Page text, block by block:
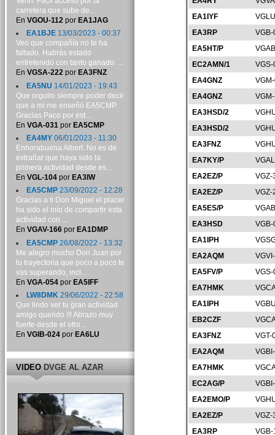
EA1IYF
EA3RP
EA5HT/P
EC2AMN/1
EA4GNZ
EA4GNZ
EA3HSD/2
EA3HSD/2
EA3FNZ
EA7KY/P
EA2EZ/P
VGZ-
EA2EZ/P
VGZ-
EA5ES/P
EA3HSD
EA1IPH
EA2AQM
EA5FV/P
EA7HMK
EA1IPH
EB2CZF
EA3FNZ
VGT-
EA2AQM
EA7HMK
EC2AG/P
EA2EMO/P
EA2EZ/P
VGZ-
EA3RP
carretera que sube de...
En VGOU-112por EA1JAG
EA1BJE13/03/2023 - 00:37
Veo que compañía no te ha
faltado. Habrás estado
entretenido con tanto ganado. ...
En VGSA-222por EA3FNZ
EA5NU 14/01/2023 - 19:43
Que orgullo siempre poder decir
que a mí me enseñó EA5CMP.
Gracias Paco por est...
En VGA-031 por EA5CMP
EA4MY06/01/2023 - 11:30
Enhorabuena Albert. No es de
extrañar que haya sido la
primera actividad desde es...
En VGL-104por EA3IW
EA5CMP23/09/2022 - 12:28
Gracias a ti Don Miguel el placer
ha sido el mío de compartir esta
actividad con ...
En VGAV-166por EA1DMP
EA5CMP26/08/2022 - 13:32
Me alegro mucho Don Juan por
tu trayectoria que poco a poco te
vas superando, incl...
En VGA-054por EA5IFF
LW8DMK29/06/2022 - 22:58
Que lindo ver tu gran actividad
amigo querido !!! Abrazo muy
fuerte desde el otro...
En VGIB-024por EA6LU
VIDEODVGE AL AZAR